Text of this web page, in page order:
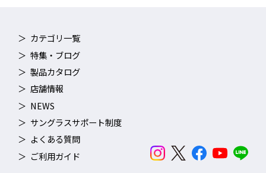
カテゴリ一覧
特集・ブログ
製品カタログ
店舗情報
NEWS
サングラスサポート制度
よくある質問
ご利用ガイド